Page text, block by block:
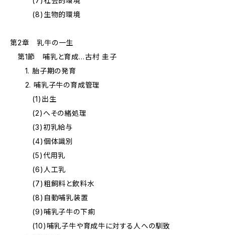
(8)生物的環境
第2章 乳牛の一生
第1節 哺乳と育成…古村 圭子
1. 胎子期の発育
2. 哺乳子牛の育成管理
(1)出生
(2)へその緒処理
(3)初乳給与
(4)個体識別
(5)代用乳
(6)人工乳
(7)粗飼料と飲料水
(8)自動哺乳装置
(9)哺乳子牛の下痢
(10)哺乳子牛や育成牛に対する人への馴致